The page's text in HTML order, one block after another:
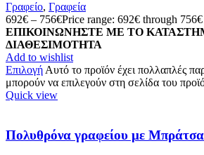
Γραφείο, Γραφεία
692€ – 756€Price range: 692€ through 756€
ΕΠΙΚΟΙΝΩΝΗΣΤΕ ΜΕ ΤΟ
ΔΙΑΘΕΣΙΜΟΤΗΤΑ
Add to wishlist
Επιλογή Αυτό το προϊόν έχει πολλαπλές
μπορούν να επιλεγούν στη σελίδα του
Quick view
Πολυθρόνα γραφείου με